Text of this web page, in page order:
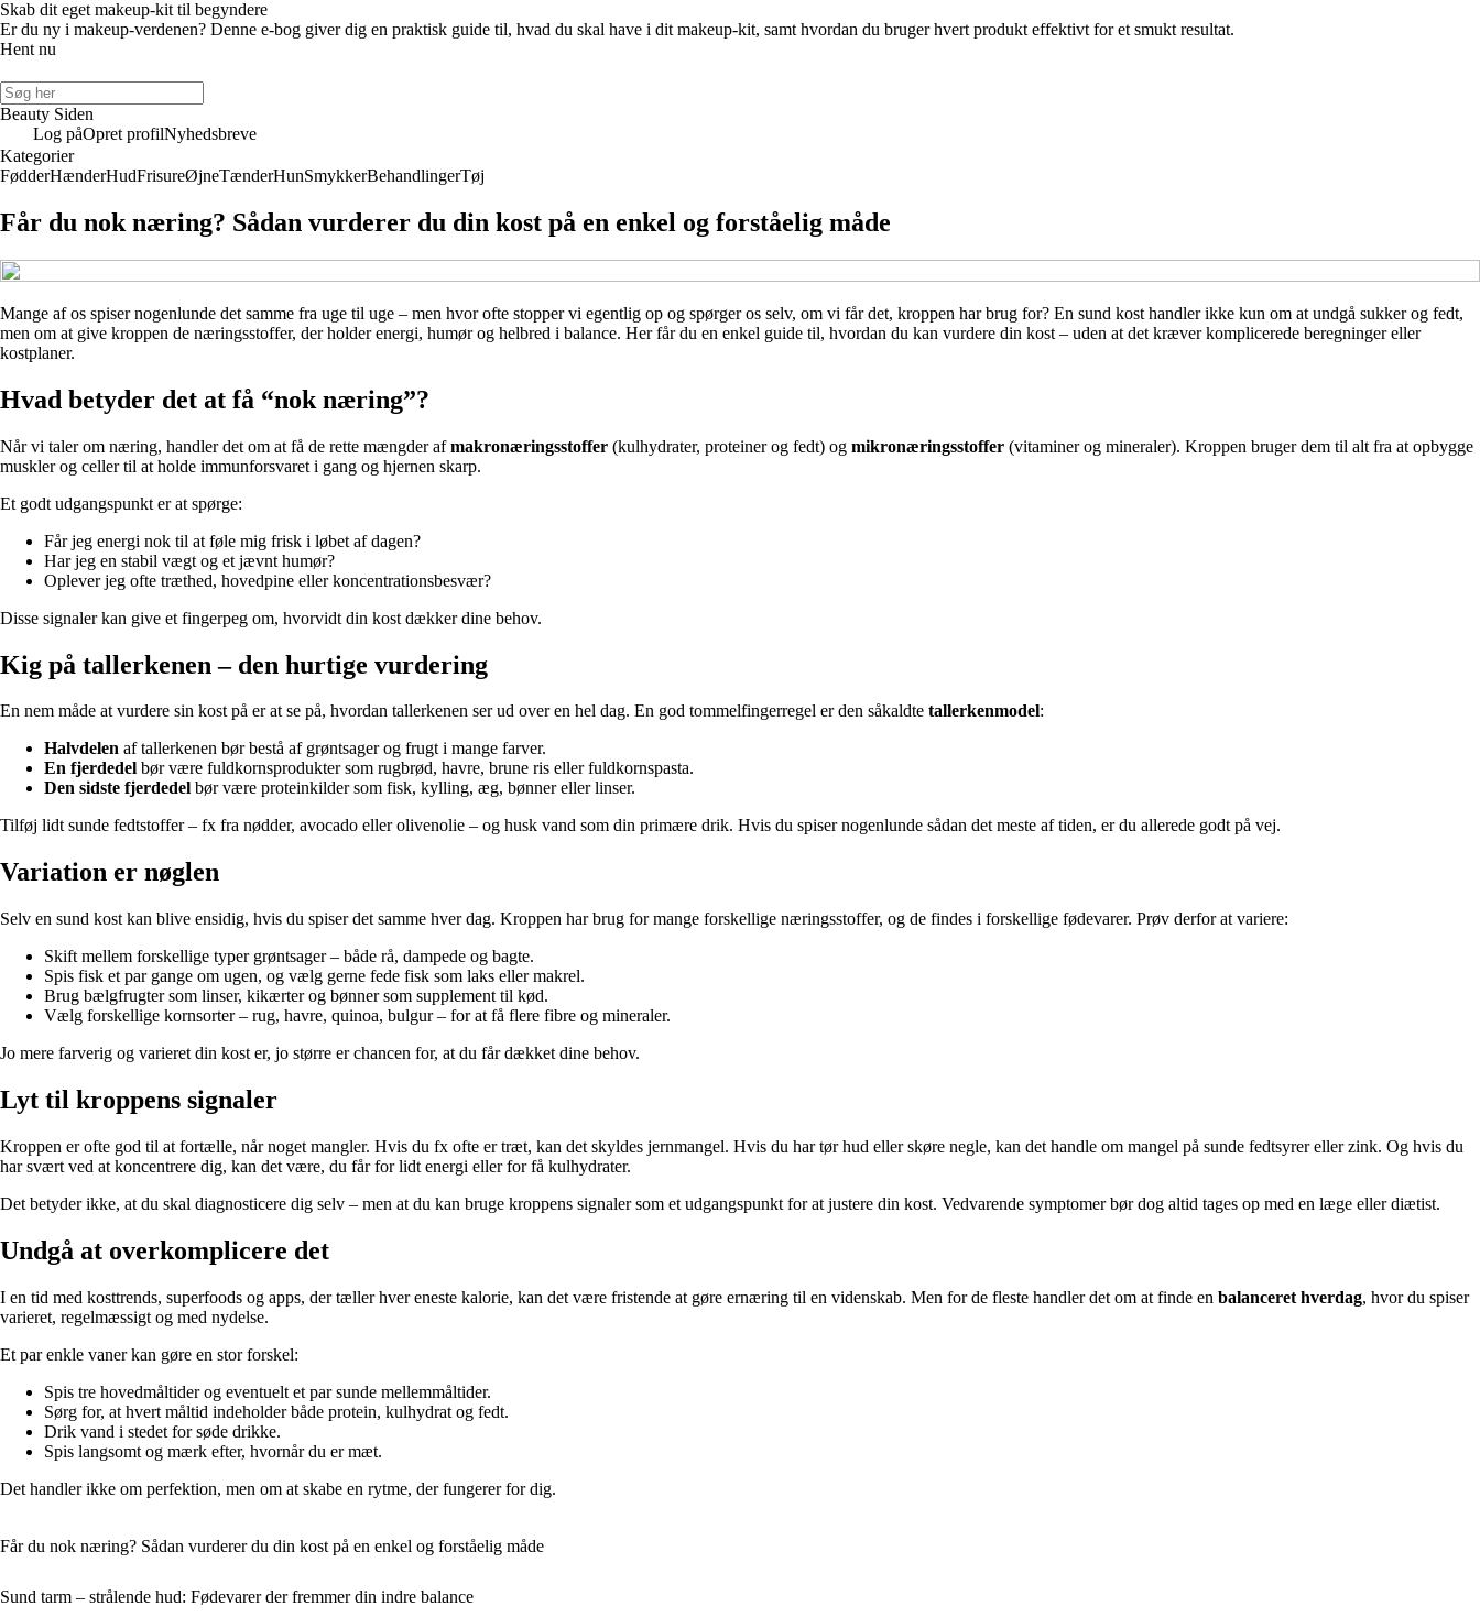
Skab dit eget makeup-kit til begyndere
Er du ny i makeup-verdenen? Denne e-bog giver dig en praktisk guide til, hvad du skal have i dit makeup-kit, samt hvordan du bruger hvert produkt effektivt for et smukt resultat.
Hent nu
Beauty Siden
Log påOpret profilNyhedsbreve
Kategorier
FødderHænderHudFrisureØjneTænderHunSmykkerBehandlingerTøj
Får du nok næring? Sådan vurderer du din kost på en enkel og forståelig måde
Mange af os spiser nogenlunde det samme fra uge til uge – men hvor ofte stopper vi egentlig op og spørger os selv, om vi får det, kroppen har brug for? En sund kost handler ikke kun om at undgå sukker og fedt,
men om at give kroppen de næringsstoffer, der holder energi, humør og helbred i balance. Her får du en enkel guide til, hvordan du kan vurdere din kost – uden at det kræver komplicerede beregninger eller
kostplaner.
Hvad betyder det at få “nok næring”?
Når vi taler om næring, handler det om at få de rette mængder afmakronæringsstoffer (kulhydrater, proteiner og fedt) og mikronæringsstoffer (vitaminer og mineraler). Kroppen bruger dem til alt fra at opbygge
muskler og celler til at holde immunforsvaret i gang og hjernen skarp.
Et godt udgangspunkt er at spørge:
Får jeg energi nok til at føle mig frisk i løbet af dagen?
Har jeg en stabil vægt og et jævnt humør?
Oplever jeg ofte træthed, hovedpine eller koncentrationsbesvær?
Disse signaler kan give et fingerpeg om, hvorvidt din kost dækker dine behov.
Kig på tallerkenen – den hurtige vurdering
En nem måde at vurdere sin kost på er at se på, hvordan tallerkenen ser ud over en hel dag. En god tommelfingerregel er den såkaldte tallerkenmodel:
Halvdelen af tallerkenen bør bestå af grøntsager og frugt i mange farver.
En fjerdedel bør være fuldkornsprodukter som rugbrød, havre, brune ris eller fuldkornspasta.
Den sidste fjerdedel bør være proteinkilder som fisk, kylling, æg, bønner eller linser.
Tilføj lidt sunde fedtstoffer – fx fra nødder, avocado eller olivenolie – og husk vand som din primære drik. Hvis du spiser nogenlunde sådan det meste af tiden, er du allerede godt på vej.
Variation er nøglen
Selv en sund kost kan blive ensidig, hvis du spiser det samme hver dag. Kroppen har brug for mange forskellige næringsstoffer, og de findes i forskellige fødevarer. Prøv derfor at variere:
Skift mellem forskellige typer grøntsager – både rå, dampede og bagte.
Spis fisk et par gange om ugen, og vælg gerne fede fisk som laks eller makrel.
Brug bælgfrugter som linser, kikærter og bønner som supplement til kød.
Vælg forskellige kornsorter – rug, havre, quinoa, bulgur – for at få flere fibre og mineraler.
Jo mere farverig og varieret din kost er, jo større er chancen for, at du får dækket dine behov.
Lyt til kroppens signaler
Kroppen er ofte god til at fortælle, når noget mangler. Hvis du fx ofte er træt, kan det skyldes jernmangel. Hvis du har tør hud eller skøre negle, kan det handle om mangel på sunde fedtsyrer eller zink. Og hvis du
har svært ved at koncentrere dig, kan det være, du får for lidt energi eller for få kulhydrater.
Det betyder ikke, at du skal diagnosticere dig selv – men at du kan bruge kroppens signaler som et udgangspunkt for at justere din kost. Vedvarende symptomer bør dog altid tages op med en læge eller diætist.
Undgå at overkomplicere det
I en tid med kosttrends, superfoods og apps, der tæller hver eneste kalorie, kan det være fristende at gøre ernæring til en videnskab. Men for de fleste handler det om at finde en balanceret hverdag, hvor du spiser
varieret, regelmæssigt og med nydelse.
Et par enkle vaner kan gøre en stor forskel:
Spis tre hovedmåltider og eventuelt et par sunde mellemmåltider.
Sørg for, at hvert måltid indeholder både protein, kulhydrat og fedt.
Drik vand i stedet for søde drikke.
Spis langsomt og mærk efter, hvornår du er mæt.
Det handler ikke om perfektion, men om at skabe en rytme, der fungerer for dig.
Får du nok næring? Sådan vurderer du din kost på en enkel og forståelig måde
Sund tarm – strålende hud: Fødevarer der fremmer din indre balance